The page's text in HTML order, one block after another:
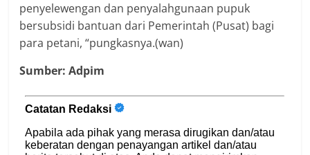
penyelewengan dan penyalahgunaan pupuk
bersubsidi bantuan dari Pemerintah (Pusat) bagi
para petani, “pungkasnya.(wan)
Sumber: Adpim